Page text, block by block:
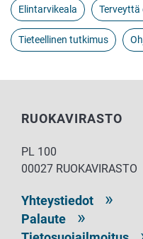
Elintarvikeala Terveyttä
Tieteellinen tutkimus
RUOKAVIRASTO
PL 100
00027 RUOKAVIRASTO
Yhteystiedot
Palaute